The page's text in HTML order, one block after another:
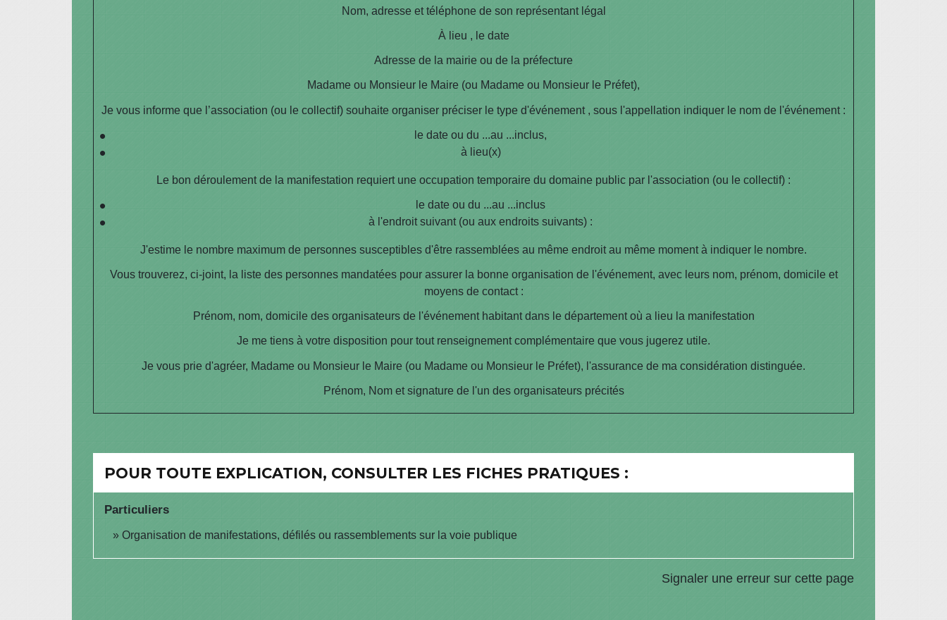
Nom, adresse et téléphone de son représentant légal
À lieu , le date
Adresse de la mairie ou de la préfecture
Madame ou Monsieur le Maire (ou Madame ou Monsieur le Préfet),
Je vous informe que l’association (ou le collectif) souhaite organiser préciser le type d'événement, sous l'appellation indiquer le nom de l'événement:
le date ou du ...au ...inclus,
à lieu(x)
Le bon déroulement de la manifestation requiert une occupation temporaire du domaine public par l'association (ou le collectif) :
le date ou du ...au ...inclus
à l'endroit suivant (ou aux endroits suivants) :
J'estime le nombre maximum de personnes susceptibles d'être rassemblées au même endroit au même moment à indiquer le nombre.
Vous trouverez, ci-joint, la liste des personnes mandatées pour assurer la bonne organisation de l'événement, avec leurs nom, prénom, domicile et
moyens de contact :
Prénom, nom, domicile des organisateurs de l'événement habitant dans le département où a lieu la manifestation
Je me tiens à votre disposition pour tout renseignement complémentaire que vous jugerez utile.
Je vous prie d'agréer, Madame ou Monsieur le Maire (ou Madame ou Monsieur le Préfet), l'assurance de ma considération distinguée.
Prénom, Nom et signature de l'un des organisateurs précités
POUR TOUTE EXPLICATION, CONSULTER LES FICHES PRATIQUES :
Particuliers
Organisation de manifestations, défilés ou rassemblements sur la voie publique
Signaler une erreur sur cette page